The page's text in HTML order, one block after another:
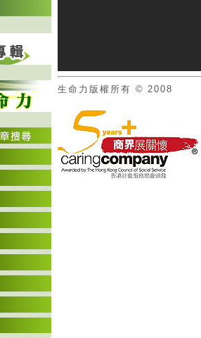
生命力版權所有 © 2008